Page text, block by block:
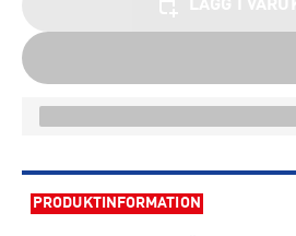
PRODUKTINFORMATION